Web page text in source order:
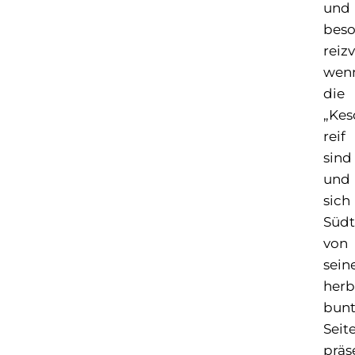
und
die
reif
sind
und
sich
von